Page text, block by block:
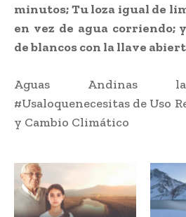
minutos; Tu loza igual de
en vez de agua corriendo;
de blancos con la llave
Aguas Andinas
#Usaloquenecesitas de Uso
y Cambio Climático